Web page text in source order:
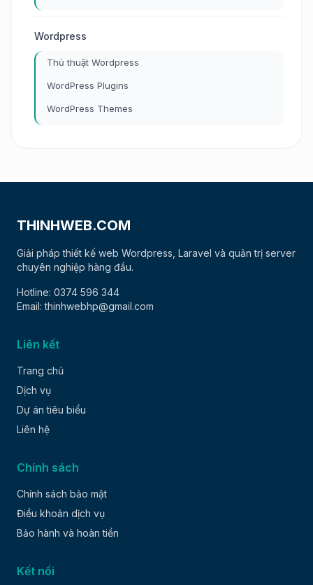
Wordpress
Thủ thuật Wordpress
WordPress Plugins
WordPress Themes
THINHWEB.COM
Giải pháp thiết kế web Wordpress, Laravel và quản trị server
chuyên nghiệp hàng đầu.
Hotline: 0374 596 344
Email: thinhwebhp@gmail.com
Liên kết
Trang chủ
Dịch vụ
Dự án tiêu biểu
Liên hệ
Chính sách
Chính sách bảo mật
Điều khoản dịch vụ
Bảo hành và hoàn tiền
Kết nối